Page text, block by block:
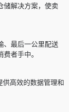
储解决方案，使卖
、最后一公里配送
者手中。
供高效的数据管理和